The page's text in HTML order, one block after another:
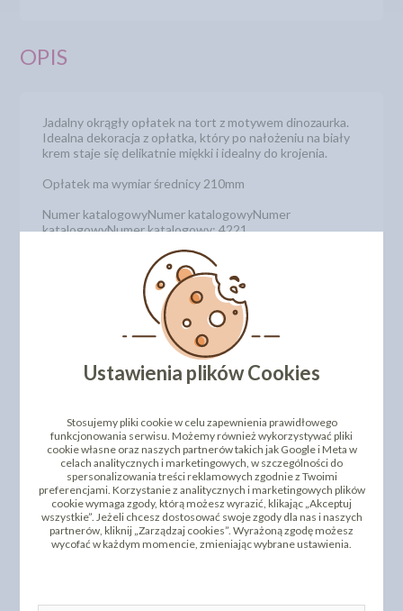
OPIS
Jadalny okrągły opłatek na tort z motywem dinozaurka.
Idealna dekoracja z opłatka, który po nałożeniu na biały
krem staje się delikatnie miękki i idealny do krojenia.
Opłatek ma wymiar średnicy 210mm
Numer katalogowyNumer katalogowyNumer
katalogowyNumer katalogowy: 4221
DODAJ SWOJĄ OPINIĘ
PRODUKTY PODOBNE
INNI KLIENCI KUPILI TEŻ
TOPPER - ROCZNICA
OPŁATEK NA TORT
KRAINA LODU 50317011A
Ustawienia plików Cookies
Stosujemy pliki cookie w celu zapewnienia prawidłowego
funkcjonowania serwisu. Możemy również wykorzystywać pliki
cookie własne oraz naszych partnerów takich jak Google i Meta w
celach analitycznych i marketingowych, w szczególności do
spersonalizowania treści reklamowych zgodnie z Twoimi
preferencjami. Korzystanie z analitycznych i marketingowych plików
cookie wymaga zgody, którą możesz wyrazić, klikając „Akceptuj
wszystkie”. Jeżeli chcesz dostosować swoje zgody dla nas i naszych
partnerów, kliknij „Zarządzaj cookies”. Wyrażoną zgodę możesz
wycofać w każdym momencie, zmieniając wybrane ustawienia.